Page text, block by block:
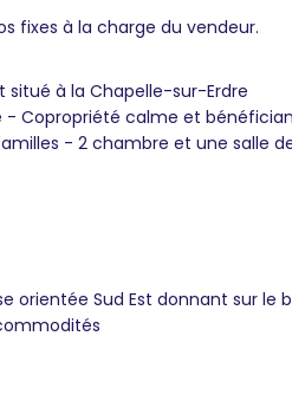
fixes à la charge du vendeur.
à la Chapelle-sur-Erdre
- Copropriété calme et
- 2 chambre et une salle
orientée Sud Est donnant sur le